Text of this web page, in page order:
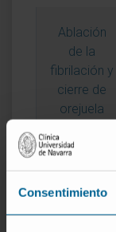
Consentimiento
Ablación
de la
fibrilación y
cierre de
orejuela
Los
impiden el